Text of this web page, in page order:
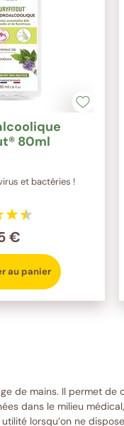
80ml
et bactéries !
€
au panier
de mains. Il permet de
dans le milieu
lorsqu’on ne